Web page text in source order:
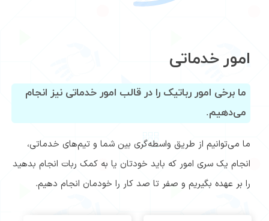
امور خدماتی
ما برخی امور رباتیک را در قالب امور خدماتی نیز انجام
می‌دهیم.
ما می‌توانیم از طریق واسطه‌گری بین شما و تیم‌های خدماتی،
انجام یک سری امور که باید خودتان یا به کمک ربات انجام بدهید
را بر عهده بگیریم و صفر تا صد کار را خودمان انجام دهیم.